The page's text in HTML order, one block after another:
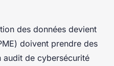
des données devient
doivent prendre des
audit de cybersécurité